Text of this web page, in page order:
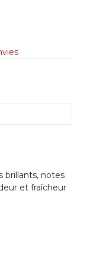
brillants, notes
et fraîcheur